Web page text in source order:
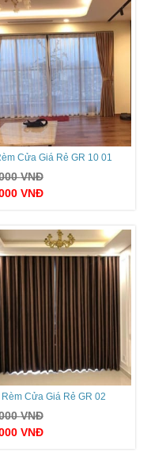
Cửa Giá Rẻ GR 10 01
VNĐ
VNĐ
Rèm Cửa Giá Rẻ GR 02
VNĐ
VNĐ